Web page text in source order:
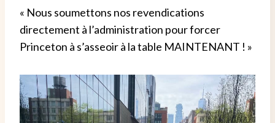
« Nous soumettons nos revendications
directement à l’administration pour forcer
Princeton à s’asseoir à la table MAINTENANT ! »